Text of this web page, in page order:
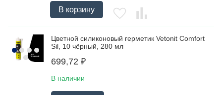
В корзину
Цветной силиконовый герметик Vetonit Comfort
Sil, 10 чёрный, 280 мл
699,72 ₽
В наличии